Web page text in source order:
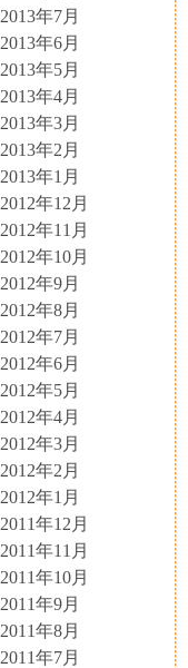
2013年7月
2013年6月
2013年5月
2013年4月
2013年3月
2013年2月
2013年1月
2012年12月
2012年11月
2012年10月
2012年9月
2012年8月
2012年7月
2012年6月
2012年5月
2012年4月
2012年3月
2012年2月
2012年1月
2011年12月
2011年11月
2011年10月
2011年9月
2011年8月
2011年7月